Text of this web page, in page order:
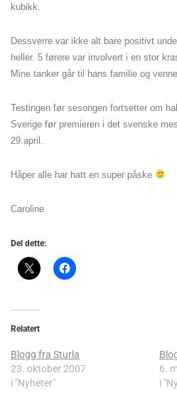
kubikk.
Dessverre var ikke alt bare positivt
heller. 5 førere var involvert i en stor
Mine tanker går til hans familie og
Testingen før sesongen fortsetter om
Sverige før premieren i det svenske
29.april.
Håper alle har hatt en super påske
Caroline
Del dette:
Relatert
Blogg fra Sturla
23. oktober 2007
i "Nyheter"
6.
i